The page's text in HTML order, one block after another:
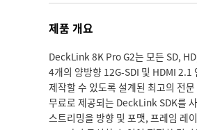
제품 개요
DeckLink 8K Pro G2는 모든 SD,
4개의 양방향 12G-SDI 및 HDMI 2.1
제작할 수 있도록 설계된 최고의 전
무료로 제공되는 DeckLink SDK를
스트리밍을 방향 및 포맷, 프레임 레